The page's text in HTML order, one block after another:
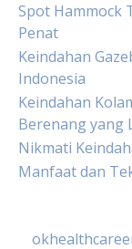
Spot Hammock
Penat
Keindahan
Indonesia
Keindahan
Berenang yang
Nikmati
Manfaat dan